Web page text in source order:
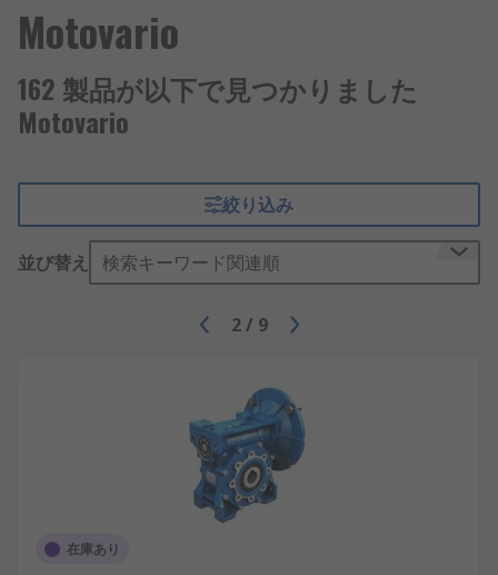
Motovario
162 製品が以下で見つかりました
Motovario
絞り込み
並び替え 検索キーワード関連順
2 / 9
在庫あり